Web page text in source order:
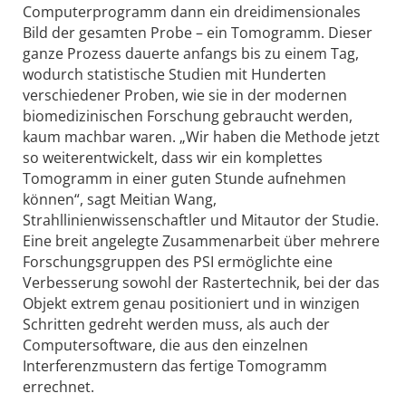
Computerprogramm dann ein dreidimensionales
Bild der gesamten Probe – ein Tomogramm. Dieser
ganze Prozess dauerte anfangs bis zu einem Tag,
wodurch statistische Studien mit Hunderten
verschiedener Proben, wie sie in der modernen
biomedizinischen Forschung gebraucht werden,
kaum machbar waren. „Wir haben die Methode jetzt
so weiterentwickelt, dass wir ein komplettes
Tomogramm in einer guten Stunde aufnehmen
können“, sagt Meitian Wang,
Strahllinienwissenschaftler und Mitautor der Studie.
Eine breit angelegte Zusammenarbeit über mehrere
Forschungsgruppen des PSI ermöglichte eine
Verbesserung sowohl der Rastertechnik, bei der das
Objekt extrem genau positioniert und in winzigen
Schritten gedreht werden muss, als auch der
Computersoftware, die aus den einzelnen
Interferenzmustern das fertige Tomogramm
errechnet.